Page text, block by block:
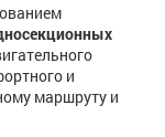
и
маршруту и